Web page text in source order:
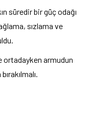
süredir bir güç odağı
sızlama ve
ortadayken armudun